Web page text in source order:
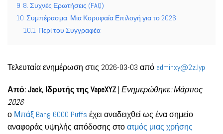
9 8. Συχνές Ερωτήσεις (FAQ)
10 Συμπέρασμα: Μια Κορυφαία Επιλογή για το 2026
10.1 Περί του Συγγραφέα
Τελευταία ενημέρωση στις 2026-03-03 από adminxy@2z.lyp
Από: Jack, Ιδρυτής της VapeXYZ| Ενημερώθηκε: Μάρτιος
2026
ο Μπάξ Bang 6000 Puffs έχει αναδειχθεί ως ένα σημείο
αναφοράς υψηλής απόδοσης στοατμός μιας χρήσης